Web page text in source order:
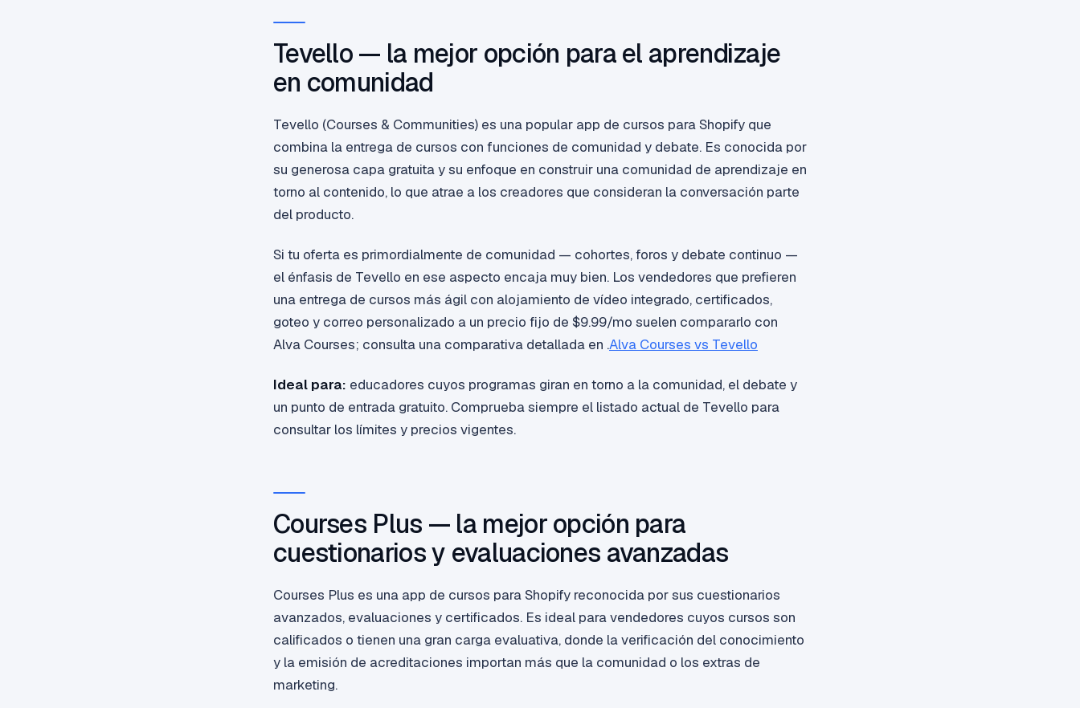
Tevello — la mejor opción para el aprendizaje
en comunidad
Tevello (Courses & Communities) es una popular app de cursos para Shopify que
combina la entrega de cursos con funciones de comunidad y debate. Es conocida por
su generosa capa gratuita y su enfoque en construir una comunidad de aprendizaje en
torno al contenido, lo que atrae a los creadores que consideran la conversación parte
del producto.
Si tu oferta es primordialmente de comunidad — cohortes, foros y debate continuo —
el énfasis de Tevello en ese aspecto encaja muy bien. Los vendedores que prefieren
una entrega de cursos más ágil con alojamiento de vídeo integrado, certificados,
goteo y correo personalizado a un precio fijo de $9.99/mo suelen compararlo con
Alva Courses; consulta una comparativa detallada en .Alva Courses vs Tevello
Ideal para: educadores cuyos programas giran en torno a la comunidad, el debate y
un punto de entrada gratuito. Comprueba siempre el listado actual de Tevello para
consultar los límites y precios vigentes.
Courses Plus — la mejor opción para
cuestionarios y evaluaciones avanzadas
Courses Plus es una app de cursos para Shopify reconocida por sus cuestionarios
avanzados, evaluaciones y certificados. Es ideal para vendedores cuyos cursos son
calificados o tienen una gran carga evaluativa, donde la verificación del conocimiento
y la emisión de acreditaciones importan más que la comunidad o los extras de
marketing.